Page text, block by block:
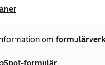
om
formulär.